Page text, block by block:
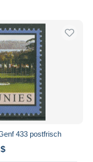
433 postfrisch